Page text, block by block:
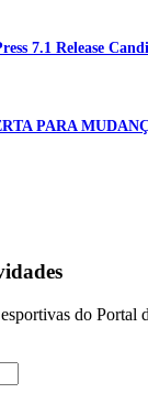
7.1 Release
PARA
do Portal